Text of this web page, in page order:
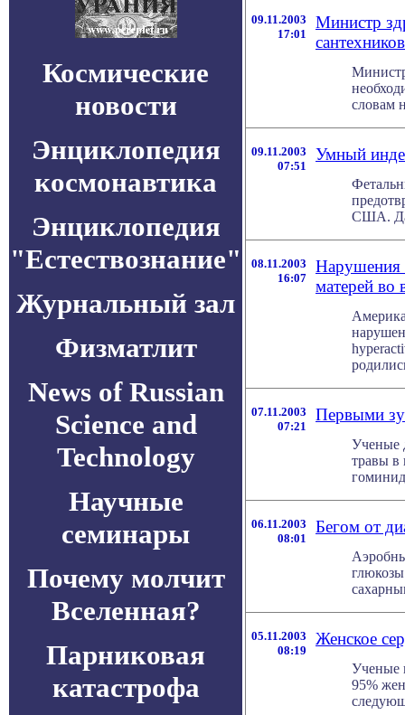
Космические
новости
Энциклопедия
космонавтика
Энциклопедия
"Естествознание"
Журнальный зал
Физматлит
News of Russian
Science and
Technology
Научные
семинары
Почему молчит
Вселенная?
Парниковая
катастрофа
09.11.2003
17:01
Министр
словам
09.11.2003
07:51
Умный
США.
08.11.2003
16:07
Нарушения
матерей во
07.11.2003
07:21
Первыми
Ученые
травы в
06.11.2003
08:01
Бегом от
05.11.2003
08:19
Женское
Ученые
95%